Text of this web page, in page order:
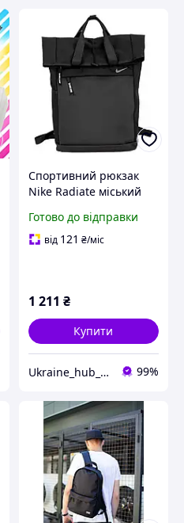
Спортивний рюкзак
Nike Radiate міський
тренувань зручний
стильний
Готово до відправки
від 121 ₴/міс
1 211 ₴
Купити
Ukraine_hub_accessory 99%